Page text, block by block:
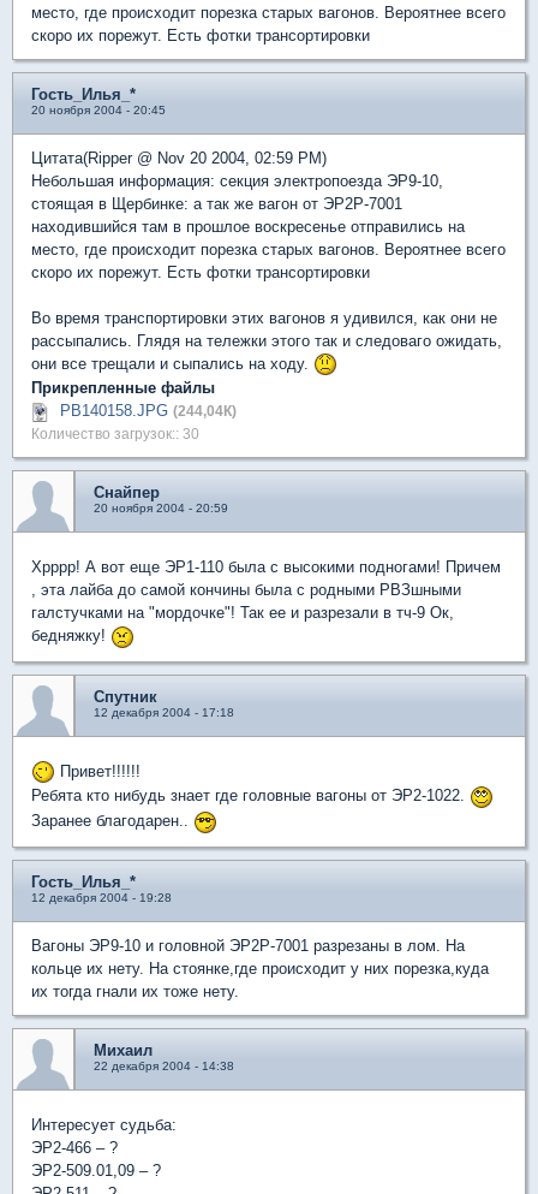
место, где происходит порезка старых вагонов. Вероятнее всего
скоро их порежут. Есть фотки трансортировки
Гость_Илья_*
20 ноября 2004 - 20:45
Цитата(Ripper @ Nov 20 2004, 02:59 PM)
Небольшая информация: секция электропоезда ЭР9-10,
стоящая в Щербинке: а так же вагон от ЭР2Р-7001
находившийся там в прошлое воскресенье отправились на
место, где происходит порезка старых вагонов. Вероятнее всего
скоро их порежут. Есть фотки трансортировки
Во время транспортировки этих вагонов я удивился, как они не
рассыпались. Глядя на тележки этого так и следоваго ожидать,
они все трещали и сыпались на ходу.
Прикрепленные файлы
PB140158.JPG (244,04К)
Количество загрузок:: 30
Снайпер
20 ноября 2004 - 20:59
Хрррр! А вот еще ЭР1-110 была с высокими подногами! Причем
, эта лайба до самой кончины была с родными РВЗшными
галстучками на "мордочке"! Так ее и разрезали в тч-9 Ок,
бедняжку!
Спутник
12 декабря 2004 - 17:18
Привет!!!!!!
Ребята кто нибудь знает где головные вагоны от ЭР2-1022.
Заранее благодарен..
Гость_Илья_*
12 декабря 2004 - 19:28
Вагоны ЭР9-10 и головной ЭР2Р-7001 разрезаны в лом. На
кольце их нету. На стоянке,где происходит у них порезка,куда
их тогда гнали их тоже нету.
Михаил
22 декабря 2004 - 14:38
Интересует судьба:
ЭР2-466 – ?
ЭР2-509.01,09 – ?